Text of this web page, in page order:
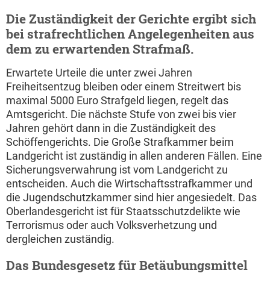
Die Zuständigkeit der Gerichte ergibt sich
bei strafrechtlichen Angelegenheiten aus
dem zu erwartenden Strafmaß.
Erwartete Urteile die unter zwei Jahren
Freiheitsentzug bleiben oder einem Streitwert bis
maximal 5000 Euro Strafgeld liegen, regelt das
Amtsgericht. Die nächste Stufe von zwei bis vier
Jahren gehört dann in die Zuständigkeit des
Schöffengerichts. Die Große Strafkammer beim
Landgericht ist zuständig in allen anderen Fällen. Eine
Sicherungsverwahrung ist vom Landgericht zu
entscheiden. Auch die Wirtschaftsstrafkammer und
die Jugendschutzkammer sind hier angesiedelt. Das
Oberlandesgericht ist für Staatsschutzdelikte wie
Terrorismus oder auch Volksverhetzung und
dergleichen zuständig.
Das Bundesgesetz für Betäubungsmittel